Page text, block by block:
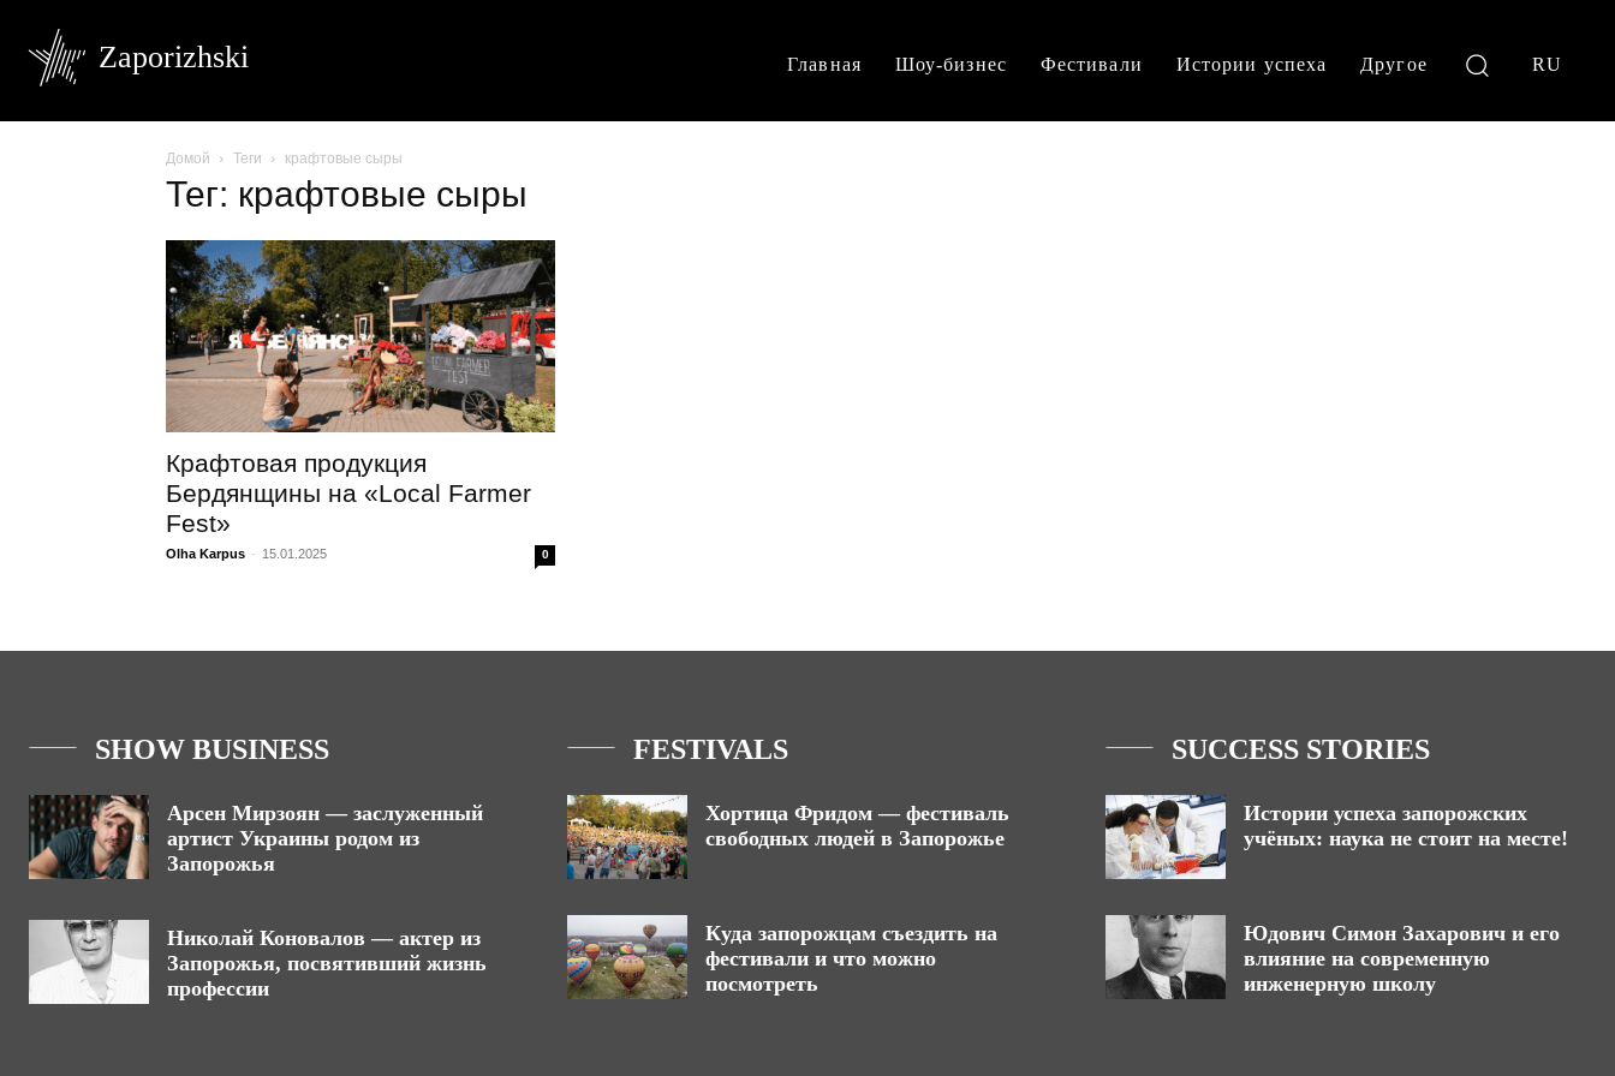
Zaporizhski Главная Шоу-бизнес Фестивали Истории успеха Другое RU
Домой Теги крафтовые сыры
Тег: крафтовые сыры
Крафтовая продукция
Бердянщины на «Local Farmer
Fest»
Olha Karpus - 15.01.2025 0
SHOW BUSINESS
Арсен Мирзоян — заслуженный
артист Украины родом из
Запорожья
Николай Коновалов — актер из
Запорожья, посвятивший жизнь
профессии
FESTIVALS
Хортица Фридом — фестиваль
свободных людей в Запорожье
Куда запорожцам съездить на
фестивали и что можно
посмотреть
SUCCESS STORIES
Истории успеха запорожских
учёных: наука не стоит на месте!
Юдович Симон Захарович и его
влияние на современную
инженерную школу